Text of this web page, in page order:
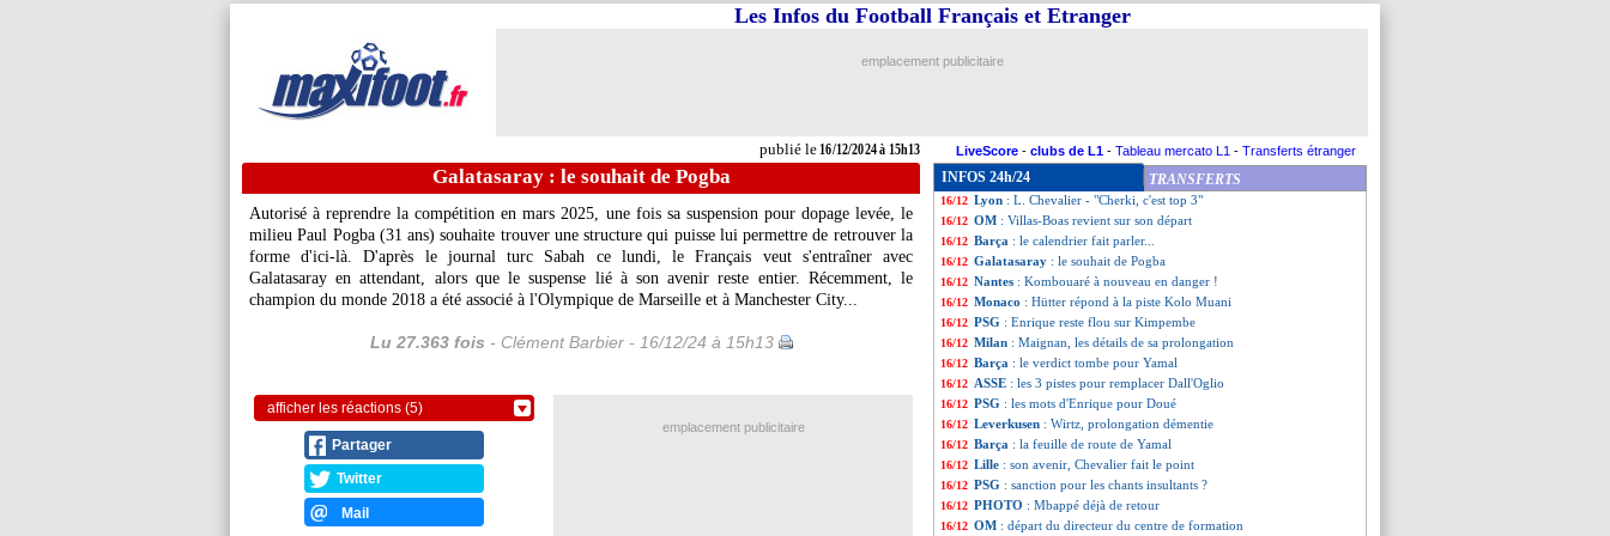
publié le16/12/2024 à 15h13
Les Infos du Football Français et Etranger
emplacement publicitaire
LiveScore - clubs de L1 - Tableau mercato L1 - Transferts étranger
Galatasaray : le souhait de Pogba
Autorisé à reprendre la compétition en mars 2025, une fois sa suspension pour dopage levée, le
milieu Paul Pogba (31 ans) souhaite trouver une structure qui puisse lui permettre de retrouver la
forme d'ici-là. D'après le journal turc Sabah ce lundi, le Français veut s'entraîner avec
Galatasaray en attendant, alors que le suspense lié à son avenir reste entier. Récemment, le
champion du monde 2018 a été associé à l'Olympique de Marseille et à Manchester City...
Lu 27.363 fois - Clément Barbier - 16/12/24 à 15h13
afficher les réactions (5)
Partager
Twitter
Mail
INFOS 24h/24 TRANSFERTS
16/12 Milan: l'agent de Théo Hernandez réagit
16/12 Al-Ahly
16/12 Chelsea : Maresca calme les ardeurs
16/12 OM: Hasni nommé au centre de formation (off.)
16/12 Lyon : L. Chevalier - "Cherki, c'est top 3"
16/12 OM : Villas-Boas revient sur son départ
16/12 Barça : le calendrier fait parler...
16/12 Galatasaray : le souhait de Pogba
16/12 Nantes : Kombouaré à nouveau en danger !
16/12 Monaco : Hütter répond à la piste Kolo Muani
16/12 PSG : Enrique reste flou sur Kimpembe
16/12 Milan : Maignan, les détails de sa prolongation
16/12 Barça : le verdict tombe pour Yamal
16/12 ASSE : les 3 pistes pour remplacer Dall'Oglio
16/12 PSG : les mots d'Enrique pour Doué
16/12 Leverkusen : Wirtz, prolongation démentie
16/12 Barça : la feuille de route de Yamal
16/12 Lille : son avenir, Chevalier fait le point
16/12 PSG : sanction pour les chants insultants ?
16/12 PHOTO : Mbappé déjà de retour
16/12 OM : départ du directeur du centre de formation
emplacement publicitaire